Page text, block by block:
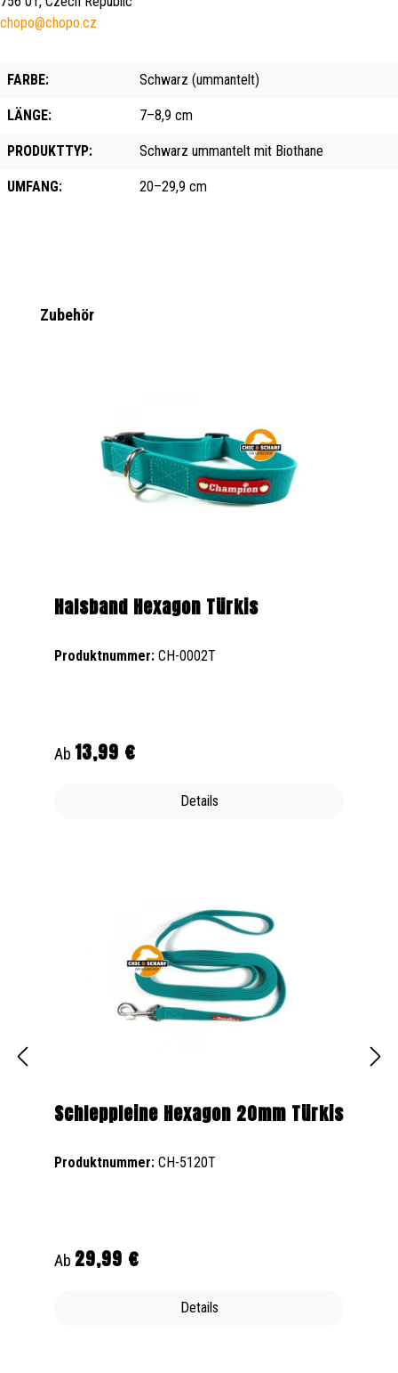
chopo@chopo.cz
FARBE: Schwarz (ummantelt)
LÄNGE: 7–8,9 cm
PRODUKTTYP: Schwarz ummantelt mit Biothane
UMFANG: 20–29,9 cm
Produktgalerie überspringen
Zubehör
Halsband Hexagon Türkis
Produktnummer: CH-0002T
Regulärer Preis:
Ab 13,99 €
Details
Schleppleine Hexagon 20mm Türkis
Produktnummer: CH-5120T
Regulärer Preis:
Ab 29,99 €
Details